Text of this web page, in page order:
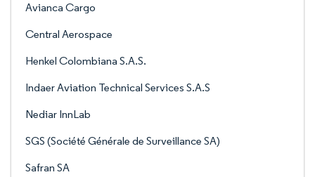
Avianca Cargo
Central Aerospace
Henkel Colombiana S.A.S.
Indaer Aviation Technical Services S.A.S
Nediar InnLab
SGS (Société Générale de Surveillance SA)
Safran SA